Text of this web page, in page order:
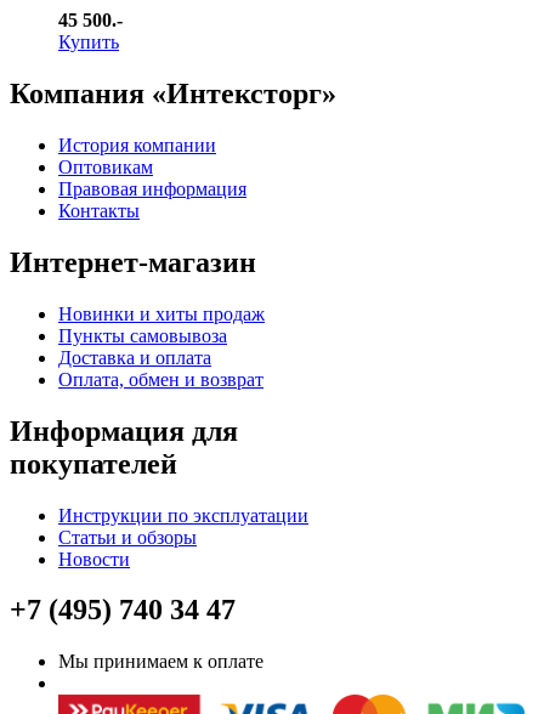
45 500.-
Купить
Компания «Интексторг»
История компании
Оптовикам
Правовая информация
Контакты
Интернет-магазин
Новинки и хиты продаж
Пункты самовывоза
Доставка и оплата
Оплата, обмен и возврат
Информация для
покупателей
Инструкции по эксплуатации
Статьи и обзоры
Новости
+7 (495) 740 34 47
Мы принимаем к оплате